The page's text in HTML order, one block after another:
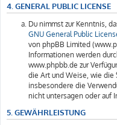
4. GENERAL PUBLIC LICENSE
Du nimmst zur Kenntnis,
GNU General Public
von phpBB Limited
Informationen werden
www.phpbb.de zur
die Art und Weise, wie
insbesondere die
nicht untersagen oder auf
5. GEWÄHRLEISTUNG